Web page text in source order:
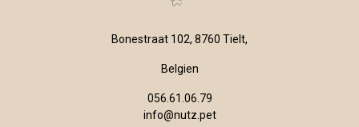
Bonestraat 102, 8760 Tielt,
Belgien
056.61.06.79
info@nutz.pet